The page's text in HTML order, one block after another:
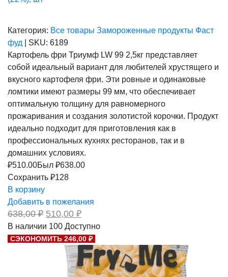
Категория: Все товары Замороженные продукты Фаст
фуд
SKU: 6189
Картофель фри Триумф LW 99 2,5кг представляет
собой идеальный вариант для любителей хрустящего и
вкусного картофеля фри. Эти ровные и одинаковые
ломтики имеют размеры 99 мм, что обеспечивает
оптимальную толщину для равномерного
прожаривания и создания золотистой корочки. Продукт
идеально подходит для приготовления как в
профессиональных кухнях ресторанов, так и в
домашних условиях.
₽510.00Был ₽638.00
Сохранить ₽128
В корзину
Добавить в пожелания
638,00₽ Первоначальная
цена
составляла
638,00 ₽.
510,00 ₽Текущая
510,00 ₽.
В наличии 100 Доступно
СЭКОНОМИТЬ 246,00 ₽